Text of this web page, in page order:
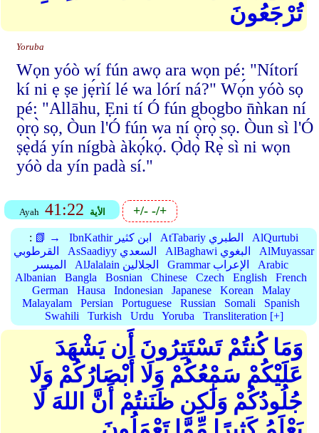
تُرْجَعُونَ
Yoruba
Wọn yóò wí fún awọ ara wọn pé: "Nítorí
kí ni ẹ ṣe jẹ́rìí lé wa lórí ná?" Wọ́n yóò sọ
pé: "Allāhu, Ẹni tí Ó fún gbogbo n̄ǹkan ní
ọ̀rọ̀ sọ, Òun l'Ó fún wa ní ọ̀rọ̀ sọ. Òun sì l'Ó
ṣẹ̀dá yín nígbà àkọ́kọ́. Ọ̀dọ̀ Rẹ̀ sì ni wọn
yóò da yín padà sí."
Ayah 41:22 الأية +/--/+
: 📗 → IbnKathir ابن كثير AtTabariy الطبري
AlQurtubi
القرطوبي
AsSaadiyy السعدي AlBaghawi البغوي
AlMuyassar
الميسر
AlJalalain الجلالين Grammar الإعراب
Arabic
Albanian
Bangla Bosnian Chinese Czech English
French
German
Hausa Indonesian Japanese Korean
Malay
Malayalam
Persian Portuguese Russian Somali
Spanish
Swahili
Turkish Urdu Yoruba Transliteration [+]
وَمَا كُنتُمْ تَسْتَتِرُونَ أَن يَشْهَدَ
عَلَيْكُمْ سَمْعُكُمْ وَلَا أَبْصَارُكُمْ وَلَا
جُلُودُكُمْ وَلَٰكِن ظَنَنتُمْ أَنَّ اللهَ لَا